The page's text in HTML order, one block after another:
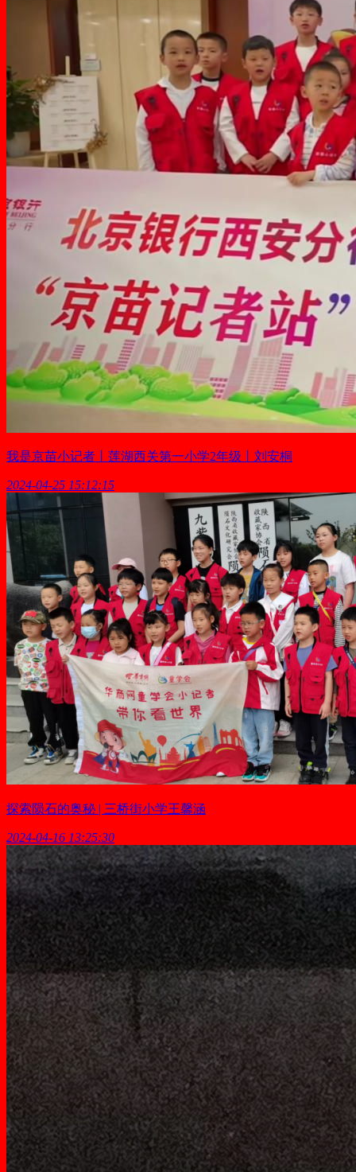
我是京苗小记者丨莲湖西关第一小学2年级丨刘安桐
2024-04-25 15:12:15
探索陨石的奥秘 | 三桥街小学王馨涵
2024-04-16 13:25:30